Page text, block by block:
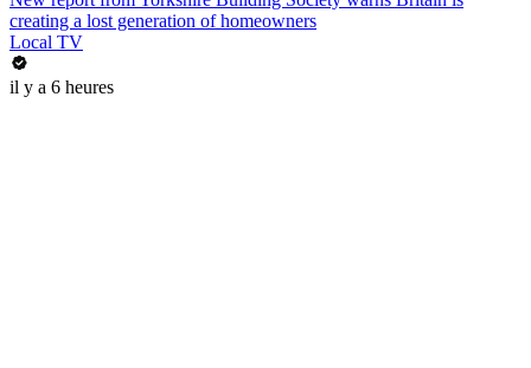
creating a lost generation of homeowners
Local TV
il y a 6 heures